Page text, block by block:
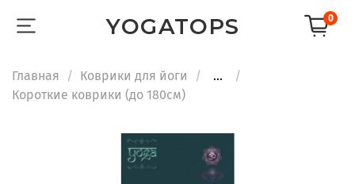
YOGATOPS 0
Главная Коврики для йоги
...
Короткие коврики (до 180см)